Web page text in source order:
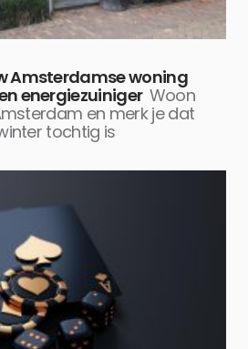
Amsterdamse woning
energiezuiniger Woon
en merk je dat
tochtig is